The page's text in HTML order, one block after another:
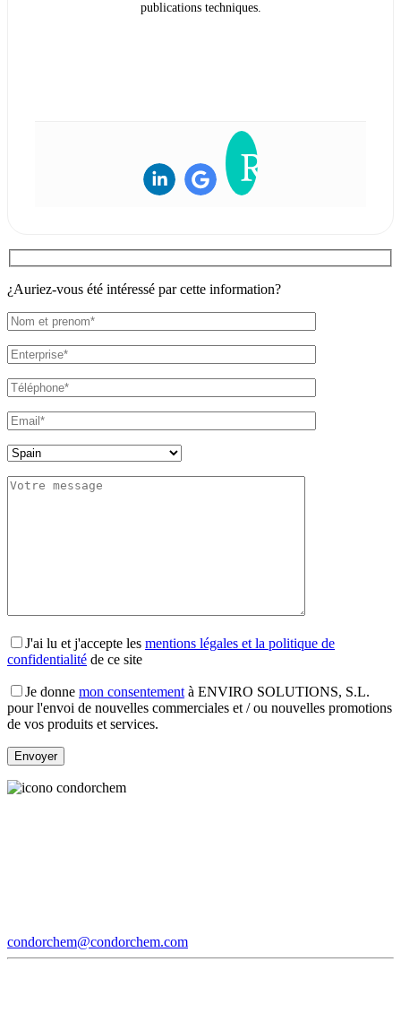
publications techniques.
¿Auriez-vous été intéressé par cette information?
J'ai lu et j'accepte les mentions légales et la politique de
confidentialité de ce site
Je donne mon consentement à ENVIRO SOLUTIONS, S.L.
pour l'envoi de nouvelles commerciales et / ou nouvelles promotions
de vos produits et services.
condorchem@condorchem.com